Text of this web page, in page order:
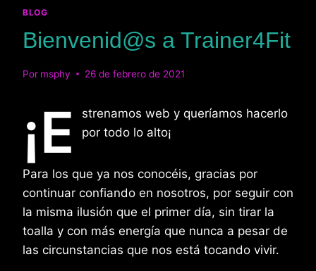
BLOG
Bienvenid@s a Trainer4Fit
Por msphy 26 de febrero de 2021
¡E
strenamos web y queríamos hacerlo
por todo lo alto¡
Para los que ya nos conocéis, gracias por
continuar confiando en nosotros, por seguir con
la misma ilusión que el primer día, sin tirar la
toalla y con más energía que nunca a pesar de
las circunstancias que nos está tocando vivir.